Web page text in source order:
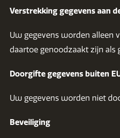
Verstrekking gegevens aan
Uw gegevens worden alleen
daartoe genoodzaakt zijn als
Doorgifte gegevens buiten
Uw gegevens worden niet
Beveiliging